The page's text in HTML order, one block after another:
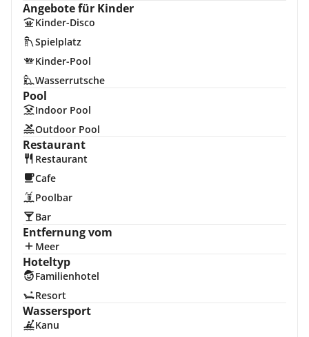
Angebote für Kinder
Kinder-Disco
Spielplatz
Kinder-Pool
Wasserrutsche
Pool
Indoor Pool
Outdoor Pool
Restaurant
Restaurant
Cafe
Poolbar
Bar
Entfernung vom
Meer
Hoteltyp
Familienhotel
Resort
Wassersport
Kanu